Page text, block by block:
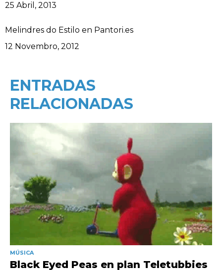
Data
25 Abril, 2013
Melindres do Estilo en Pantori.es
Data
12 Novembro, 2012
ENTRADAS
RELACIONADAS
MÚSICA
Black Eyed Peas en plan Teletubbies